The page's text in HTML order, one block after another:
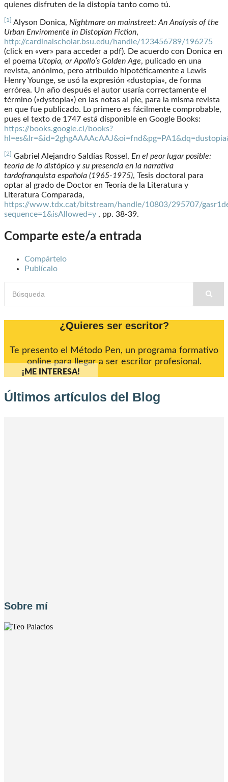
quienes disfruten de la distopía tanto como tú.
[1] Alyson Donica, Nightmare on mainstreet: An Analysis of the
Urban Enviromente in Distopian Fiction,
http://cardinalscholar.bsu.edu/handle/123456789/196275
(click en «ver» para acceder a pdf). De acuerdo con Donica en
el poema Utopia, or Apollo’s Golden Age, pulicado en una
revista, anónimo, pero atribuido hipotéticamente a Lewis
Henry Younge, se usó la expresión «dustopia», de forma
errórea. Un año después el autor usaría correctamente el
término («dystopia») en las notas al pie, para la misma revista
en que fue publicado. Lo primero es fácilmente comprobable,
pues el texto de 1747 está disponible en Google Books:
https://books.google.cl/books?
[2] Gabriel Alejandro Saldías Rossel, En el peor lugar posible:
teoría de lo distópico y su presencia en la narrativa
tardofranquista española (1965-1975), Tesis doctoral para
optar al grado de Doctor en Teoría de la Literatura y
Literatura Comparada,
https://www.tdx.cat/bitstream/handle/10803/295707/
sequence=1&isAllowed=y , pp. 38-39.
Comparte este/a entrada
Compártelo
Publícalo
¿Quieres ser escritor?
Te presento el Método Pen, un programa formativo
online para llegar a ser escritor profesional.
¡ME INTERESA!
Últimos artículos del Blog
Sobre mí